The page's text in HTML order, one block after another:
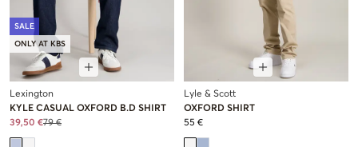
SALE
ONLY AT KBS
Lexington
KYLE CASUAL OXFORD B.D SHIRT
39,50 €79 €
Lyle & Scott
OXFORD SHIRT
55 €